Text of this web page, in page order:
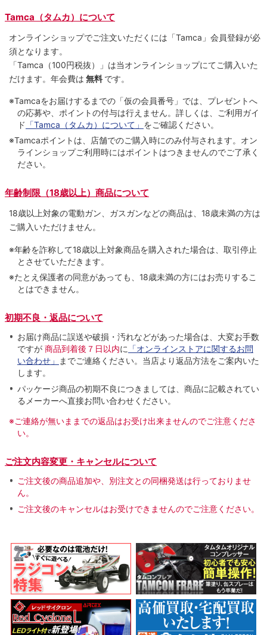
Tamca（タムカ）について
オンラインショップでご注⽂いただくには「Tamca」会員登録が必
須となります。
「Tamca （100円税抜）
」は当オンラインショップにてご購⼊いた
だけます。 年会費は 無料 です。
※Tamcaをお届けするまでの「仮の会員番号」では、プレゼントへ
の応募や、ポイントの付与は⾏えません。詳しくは、ご利⽤ガイ
ド 「Tamca（タムカ）について」 をご確認ください。
※Tamcaポイントは、店舗でのご購⼊時にのみ付与されます。オン
ラインショップご利用時にはポイントはつきませんのでご了承く
ださい。
年齢制限（18歳以上）商品について
18歳以上対象の電動ガン、ガスガンなどの商品は、18歳未満の方は
ご購入いただけません。
※年齢を詐称して18歳以上対象商品を購入された場合は、取引停止
とさせていただきます。
※たとえ保護者の同意があっても、18歳未満の方にはお売りするこ
とはできません。
初期不良・返品について
お届け商品に誤送や破損・汚れなどがあった場合は、大変お手数
ですが 商品到着後７日以内に 「オンラインストアに関するお問
い合わせ」
までご連絡ください。当店より返品方法をご案内いた
します。
パッケージ商品の初期不良につきましては、商品に記載されてい
るメーカーへ直接お問い合わせください。
※ご連絡が無いままでの返品はお受け出来ませんのでご注意くださ
い。
ご注文内容変更・キャンセルについて
ご注文後の商品追加や、別注文との同梱発送は行っておりませ
ん。
ご注文後のキャンセルはお受けできませんのでご注意ください。